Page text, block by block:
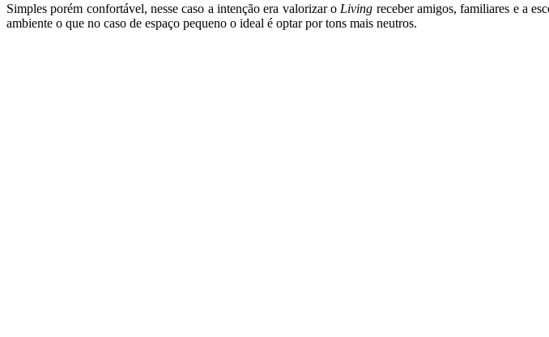
Simples porém confortável, nesse caso a intenção era valorizar o Living receber amigos, familiares e a
ambiente o que no caso de espaço pequeno o ideal é optar por tons mais neutros.